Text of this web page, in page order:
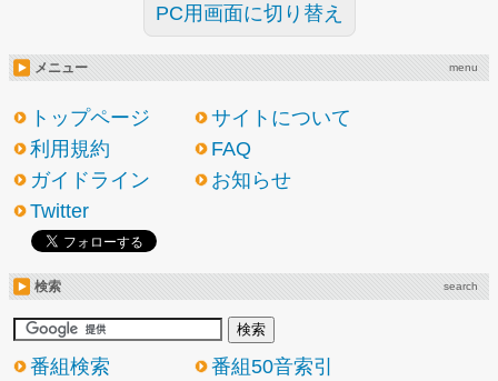
PC用画面に切り替え
メニュー menu
トップページ
サイトについて
利用規約
FAQ
ガイドライン
お知らせ
Twitter
検索 search
番組検索 番組50音索引